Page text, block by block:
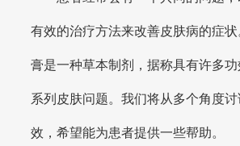
有效的治疗方法来改善皮肤病的症
膏是一种草本制剂，据称具有许多
系列皮肤问题。我们将从多个角度
效，希望能为患者提供一些帮助。